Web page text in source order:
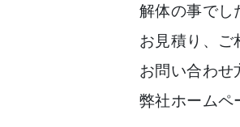
解体の事で
お見積り、ご
お問い合わせ
弊社ホームペ